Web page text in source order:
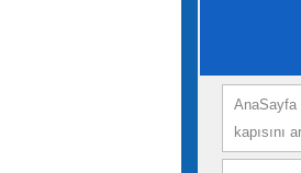
AnaSayfa
kapısını